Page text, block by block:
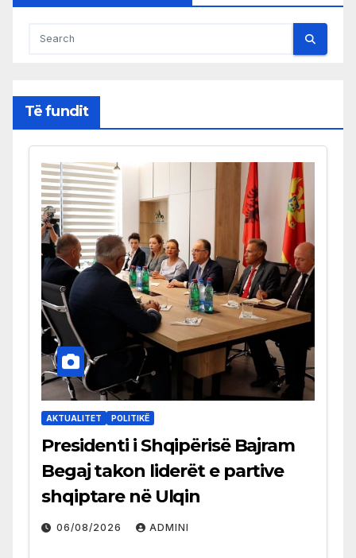
Të fundit
AKTUALITET POLITIKË
Presidenti i Shqipërisë Bajram
Begaj takon liderët e partive
shqiptare në Ulqin
06/08/2026 ADMINI